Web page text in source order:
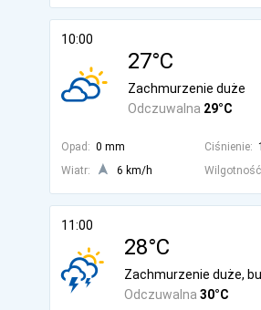
10:00
27°C
Odczuwalna 29°C
Zachmurzenie duże
Opad: 0 mm Ciśnienie:
Wiatr:
6 km/h
11:00
28°C
Odczuwalna 30°C
Zachmurzenie duże,